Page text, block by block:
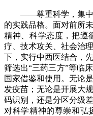
——尊重科学，集中体
的实践品格。面对前所
精神、科学态度，把遵
疗、技术攻关、社会治
下，实行中西医结合，
筛选出“三药三方”等临
国家借鉴和使用。无论
发疫苗；无论是开展大
码识别，还是分区分级
对科学精神的尊崇和弘